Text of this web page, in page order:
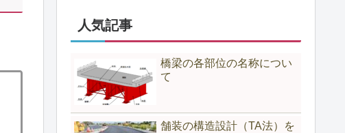
人気記事
橋梁の各部位の名称につい
て
舗装の構造設計（TA法）を